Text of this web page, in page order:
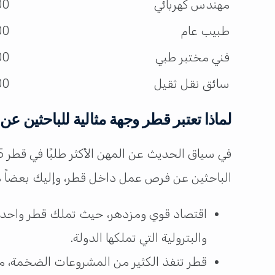
مهندس كهربائي
طبيب عام
فني مختبر طبي
سائق نقل ثقيل
لماذا تعتبر قطر وجهة مثالية
الباحثين عن فرص عمل داخل قطر، وإليك بعضاً
اقتصاد قوي ومزدهر، حيث تملك قطر
والبترولية التي تملكها الدولة.